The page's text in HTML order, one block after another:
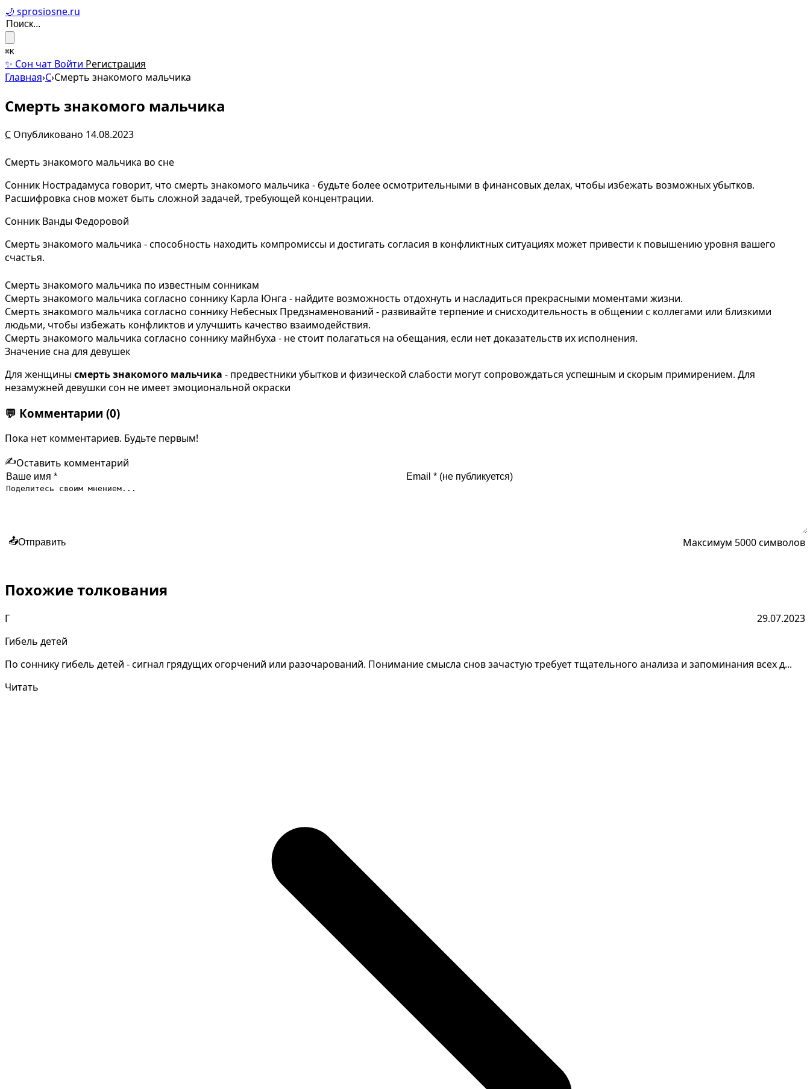
🌙 sprosiosne.ru
⌘K
✨ Сон чат Войти Регистрация
Главная›С›Смерть знакомого мальчика
Смерть знакомого мальчика
С Опубликовано 14.08.2023
Смерть знакомого мальчика во сне
Сонник Нострадамуса говорит, что смерть знакомого мальчика - будьте более осмотрительными в финансовых делах, чтобы избежать возможных убытков.
Расшифровка снов может быть сложной задачей, требующей концентрации.
Сонник Ванды Федоровой
Смерть знакомого мальчика - способность находить компромиссы и достигать согласия в конфликтных ситуациях может привести к повышению уровня вашего
счастья.
Смерть знакомого мальчика по известным сонникам
Смерть знакомого мальчика согласно соннику Карла Юнга - найдите возможность отдохнуть и насладиться прекрасными моментами жизни.
Смерть знакомого мальчика согласно соннику Небесных Предзнаменований - развивайте терпение и снисходительность в общении с коллегами или близкими
людьми, чтобы избежать конфликтов и улучшить качество взаимодействия.
Смерть знакомого мальчика согласно соннику майнбуха - не стоит полагаться на обещания, если нет доказательств их исполнения.
Значение сна для девушек
Для женщинысмерть знакомого мальчика - предвестники убытков и физической слабости могут сопровождаться успешным и скорым примирением. Для
незамужней девушки сон не имеет эмоциональной окраски
💬 Комментарии (0)
Пока нет комментариев. Будьте первым!
✍️Оставить комментарий
📤Отправить Максимум 5000 символов
Похожие толкования
Г
29.07.2023
Гибель детей
По соннику гибель детей - сигнал грядущих огорчений или разочарований. Понимание смысла снов зачастую требует тщательного анализа и запоминания всех д...
Читать